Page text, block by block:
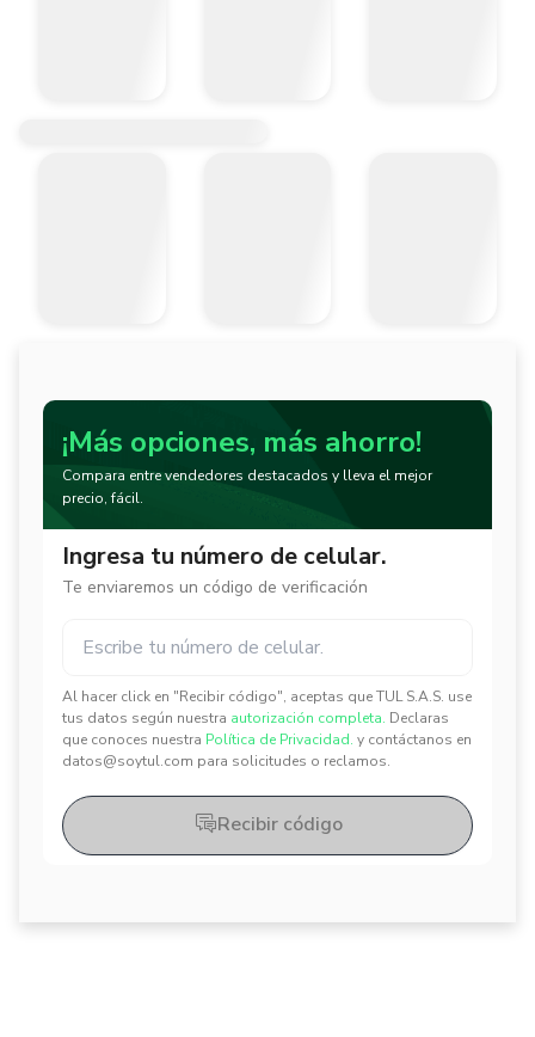
¡Más opciones, más ahorro!
Compara entre vendedores destacados y lleva el mejor
precio, fácil.
Ingresa tu número de celular.
Te enviaremos un código de verificación
Al hacer click en "Recibir código", aceptas que TUL S.A.S. use
tus datos según nuestra autorización completa. Declaras
que conoces nuestra Política de Privacidad. y contáctanos en
datos@soytul.com para solicitudes o reclamos.
✕
✕
Recibir código